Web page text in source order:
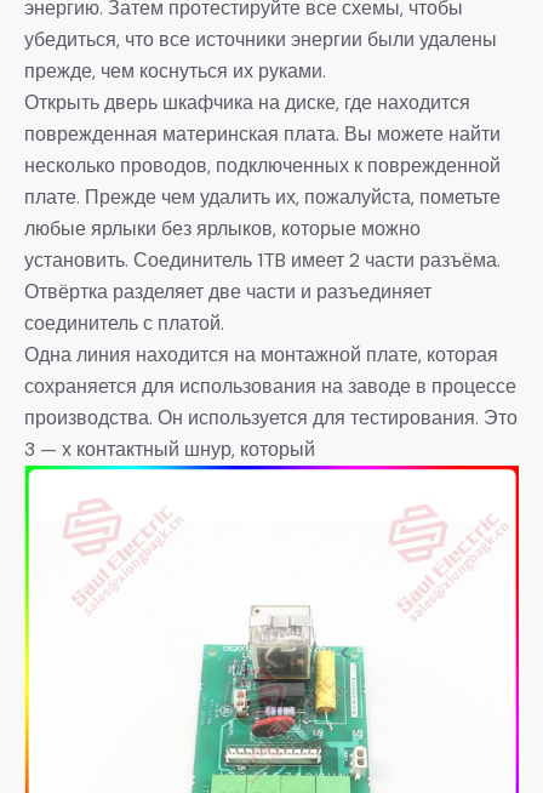
энергию. Затем протестируйте все схемы, чтобы
убедиться, что все источники энергии были удалены
прежде, чем коснуться их руками.
Открыть дверь шкафчика на диске, где находится
поврежденная материнская плата. Вы можете найти
несколько проводов, подключенных к поврежденной
плате. Прежде чем удалить их, пожалуйста, пометьте
любые ярлыки без ярлыков, которые можно
установить. Соединитель 1TB имеет 2 части разъёма.
Отвёртка разделяет две части и разъединяет
соединитель с платой.
Одна линия находится на монтажной плате, которая
сохраняется для использования на заводе в процессе
производства. Он используется для тестирования. Это
3 — х контактный шнур, который